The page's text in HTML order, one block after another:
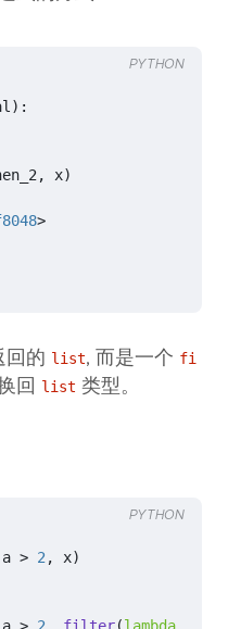
):
, x)
>
PYTHON
回的 list, 而是一个 fi
回 list 类型。
a > 2 , x)
a > 2 filter(lambda
PYTHON